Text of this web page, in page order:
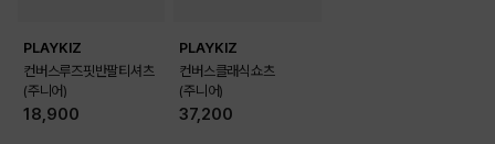
PLAYKIZ
컨버스루즈핏반팔티셔츠
(주니어)
18,900
PLAYKIZ
컨버스클래식쇼츠
(주니어)
37,200